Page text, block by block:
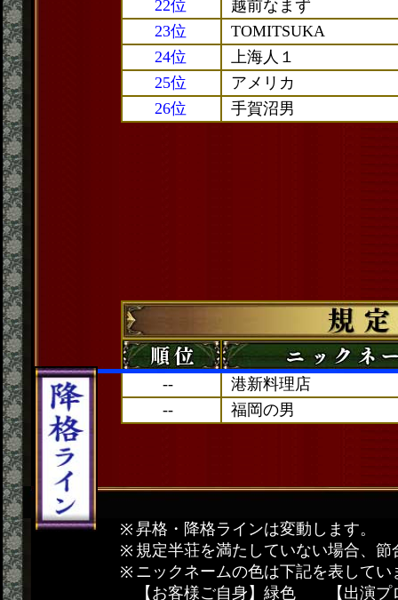
22位
越前なまず
23位
TOMITSUKA
24位
上海人１
25位
アメリカ
26位
手賀沼男
--
港新料理店
--
福岡の男
昇格・降格ラインは変動します。
規定半荘を満たしていない場合、
ニックネームの色は下記を表してい
【お客様ご自身】緑色 【出演